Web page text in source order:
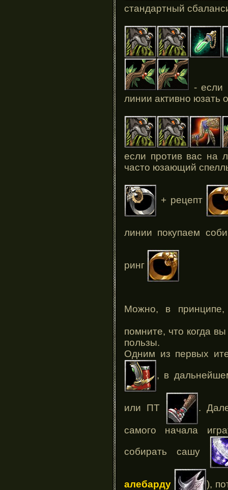
стандартный
- если
линии активно юзать
если против вас на
часто юзающий
+ рецепт
линии покупаем
ринг
Можно, в
помните, что когда
пользы.
Одним из первых
, в
или ПТ .
самого начала
собирать сашу
алебарду ),